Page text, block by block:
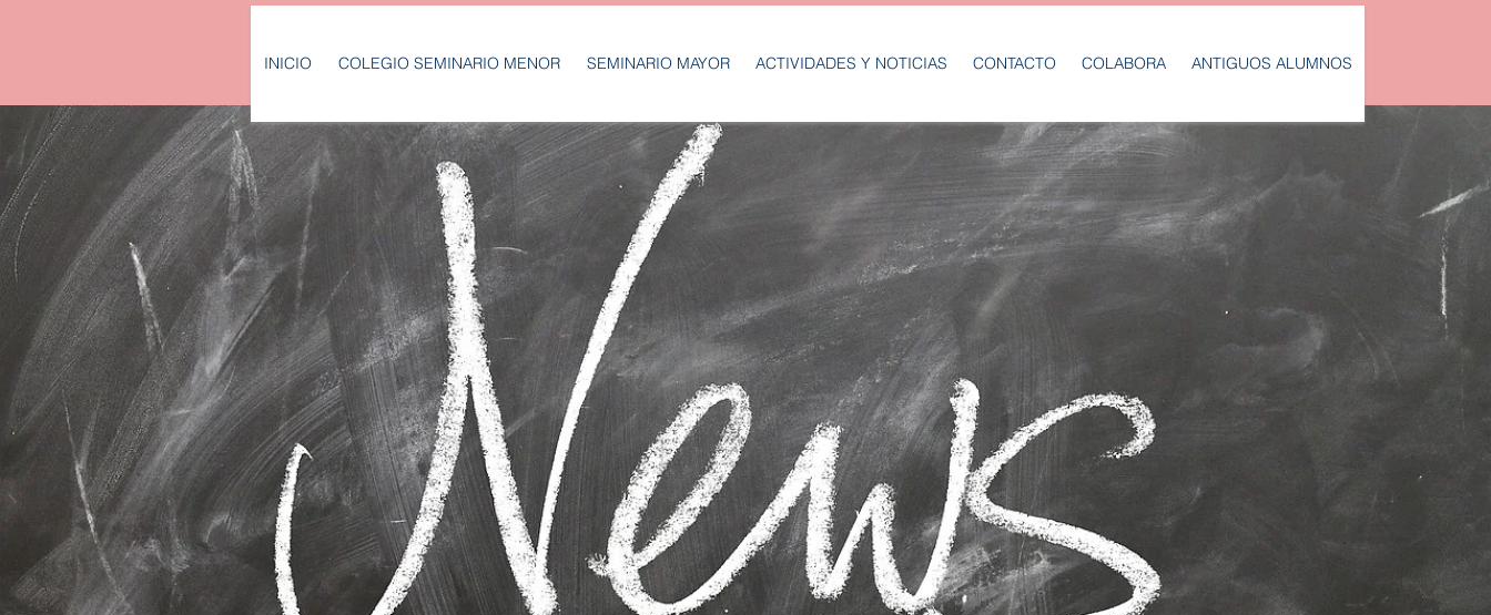
INICIO COLEGIO SEMINARIO MENOR SEMINARIO MAYOR ACTIVIDADES Y NOTICIAS CONTACTO COLABORA ANTIGUOS ALUMNOS